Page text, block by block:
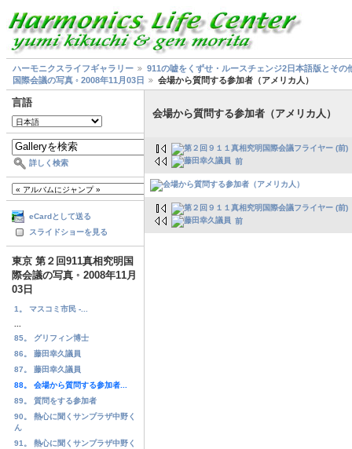
ハーモニクスライフギャラリー
911の嘘をくずせ・ルースチェンジ2日本語版とその
国際会議の写真 ◦ 2008年11月03日
会場から質問する参加者（アメリカ人）
言語
詳しく検索
eCardとして送る
スライドショーを見る
東京 第２回911真相究明国
際会議の写真 ◦ 2008年11月
03日
1。 マスコミ市民 -...
85。 グリフィン博士
86。 藤田幸久議員
87。 藤田幸久議員
88。 会場から質問する参加者...
89。 質問をする参加者
90。 熱心に聞くサンプラザ中野く
ん
91。 熱心に聞くサンプラザ中野く
会場から質問する参加者（アメリカ人）
前
前